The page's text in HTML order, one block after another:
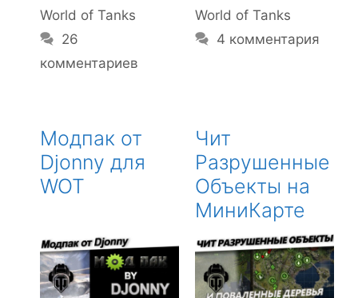
World of Tanks
26
комментариев
World of Tanks
4 комментария
Модпак от
Djonny для
WOT
Чит
Разрушенные
Объекты на
МиниКарте